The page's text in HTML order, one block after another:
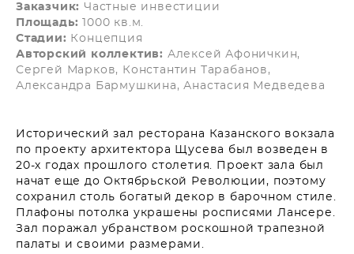
Заказчик: Частные инвестиции
Площадь: 1000 кв.м.
Стадии: Концепция
Авторский коллектив: Алексей Афоничкин,
Сергей Марков, Константин Тарабанов,
Александра Бармушкина, Анастасия Медведева
Исторический зал ресторана Казанского вокзала
по проекту архитектора Щусева был возведен в
20-х годах прошлого столетия. Проект зала был
начат еще до Октябрьской Революции, поэтому
сохранил столь богатый декор в барочном стиле.
Плафоны потолка украшены росписями Лансере.
Зал поражал убранством роскошной трапезной
палаты и своими размерами.